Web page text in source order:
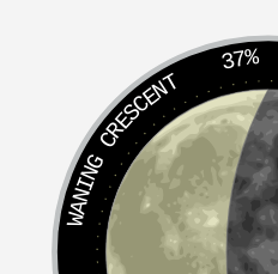
37%
WANING CRESCENT